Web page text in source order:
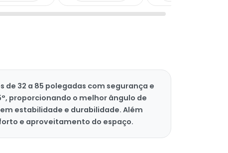
de 32 a 85 polegadas com segurança e
proporcionando o melhor ângulo de
estabilidade e durabilidade. Além
e aproveitamento do espaço.